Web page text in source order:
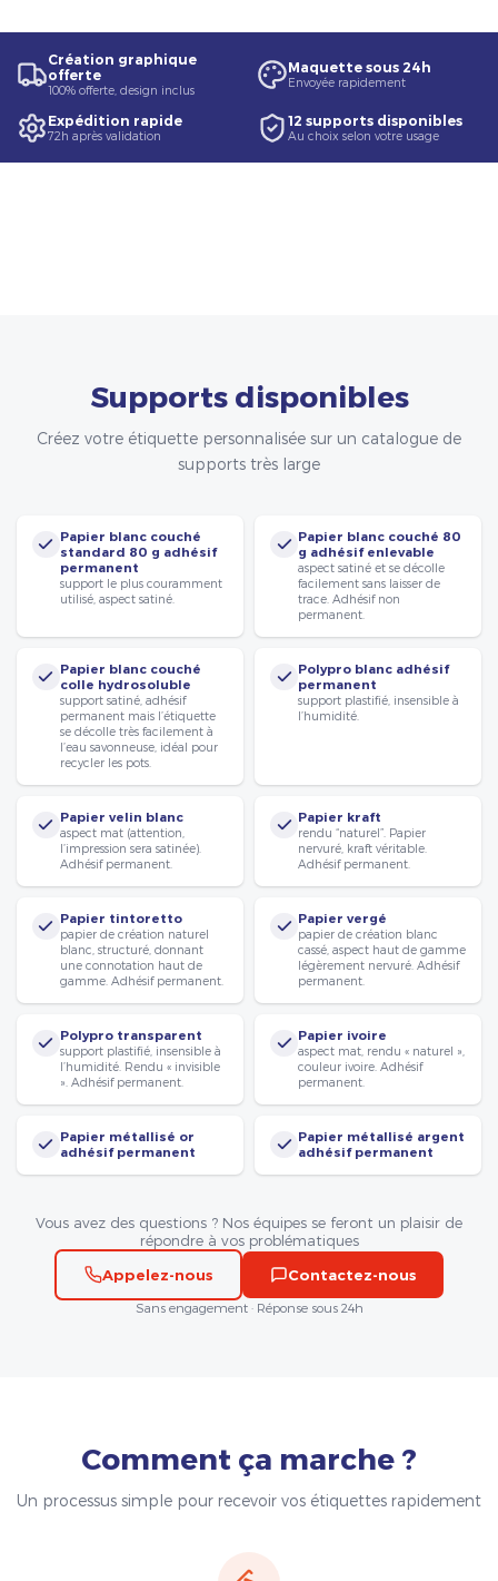
Création graphique
offerte
100% offerte, design inclus
Maquette sous 24h
Envoyée rapidement
Expédition rapide
72h après validation
12 supports disponibles
Au choix selon votre usage
Supports disponibles
Créez votre étiquette personnalisée sur un catalogue de
supports très large
Papier blanc couché
standard 80 g adhésif
permanent
support le plus couramment
utilisé, aspect satiné.
Papier blanc couché 80
g adhésif enlevable
aspect satiné et se décolle
facilement sans laisser de
trace. Adhésif non
permanent.
Papier blanc couché
colle hydrosoluble
support satiné, adhésif
permanent mais l’étiquette
se décolle très facilement à
l’eau savonneuse, idéal pour
recycler les pots.
Polypro blanc adhésif
permanent
support plastifié, insensible à
l’humidité.
Papier velin blanc
aspect mat (attention,
l’impression sera satinée).
Adhésif permanent.
Papier kraft
rendu “naturel”. Papier
nervuré, kraft véritable.
Adhésif permanent.
Papier tintoretto
papier de création naturel
blanc, structuré, donnant
une connotation haut de
gamme. Adhésif permanent.
Papier vergé
papier de création blanc
cassé, aspect haut de gamme
légèrement nervuré. Adhésif
permanent.
Polypro transparent
support plastifié, insensible à
l’humidité. Rendu « invisible
». Adhésif permanent.
Papier ivoire
aspect mat, rendu « naturel »,
couleur ivoire. Adhésif
permanent.
Papier métallisé or
adhésif permanent
Papier métallisé argent
adhésif permanent
Vous avez des questions ? Nos équipes se feront un plaisir de
répondre à vos problématiques
Appelez-nous
Contactez-nous
Sans engagement · Réponse sous 24h
Comment ça marche ?
Un processus simple pour recevoir vos étiquettes rapidement